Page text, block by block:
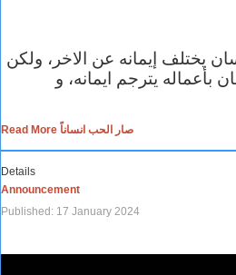
يختلف إيمانه عن الاخر، ولكن
بأعماله يترجم ايمانه، و
Read More صار الحب انساناً
Details
Announcement
Published: 17 January 2024